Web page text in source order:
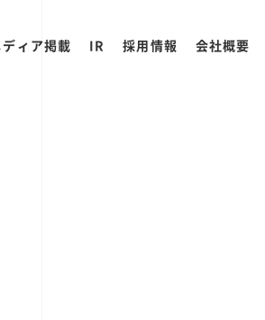
ィア掲載 IR 採用情報 会社概要